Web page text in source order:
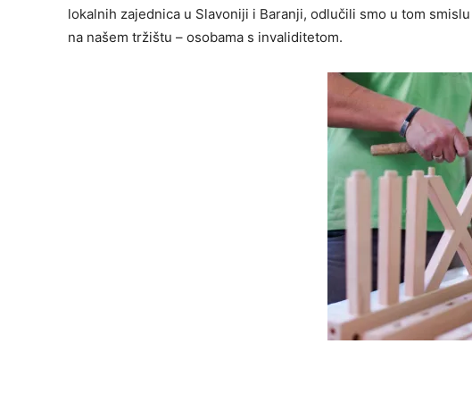
lokalnih zajednica u Slavoniji i Baranji, odlučili smo u tom
na našem tržištu – osobama s invaliditetom.